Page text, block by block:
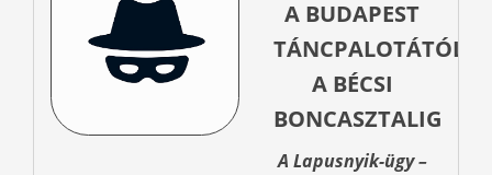
A BUDAPEST
TÁNCPALOTÁTÓL
A BÉCSI
BONCASZTALIG
A Lapusnyik-ügy –